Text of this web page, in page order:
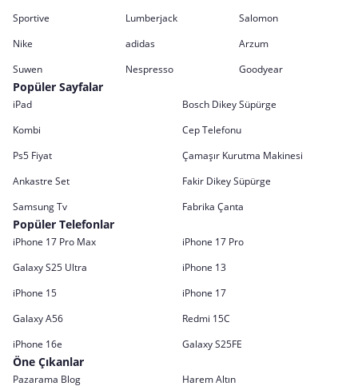
Sportive
Lumberjack
Salomon
Nike
adidas
Arzum
Suwen
Nespresso Goodyear
Popüler Sayfalar
iPad
Bosch Dikey Süpürge
Kombi
Cep Telefonu
Ps5 Fiyat
Çamaşır Kurutma Makinesi
Ankastre Set
Fakir Dikey Süpürge
Samsung Tv
Fabrika Çanta
Popüler Telefonlar
iPhone 17 Pro Max
iPhone 17 Pro
Galaxy S25 Ultra
iPhone 13
iPhone 15
iPhone 17
Galaxy A56
Redmi 15C
iPhone 16e
Galaxy S25FE
Öne Çıkanlar
Pazarama Blog
Harem Altın